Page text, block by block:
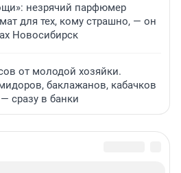
незрячий парфюмер
для тех, кому страшно, — он
Новосибирск
от молодой хозяйки.
баклажанов, кабачков
сразу в банки